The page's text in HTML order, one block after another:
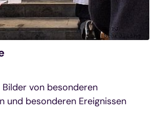
Bilder von besonderen
und besonderen Ereignissen